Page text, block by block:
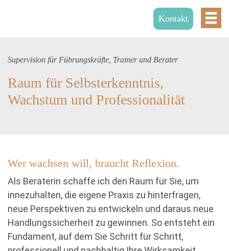
Kontakt
Supervision für Führungskräfte, Trainer und Berater
Raum für Selbsterkenntnis,
Wachstum und Professionalität
Wer wachsen will, braucht Reflexion.
Als Beraterin schaffe ich den Raum für Sie, um
innezuhalten, die eigene Praxis zu hinterfragen,
neue Perspektiven zu entwickeln und daraus neue
Handlungssicherheit zu gewinnen. So entsteht ein
Fundament, auf dem Sie Schritt für Schritt,